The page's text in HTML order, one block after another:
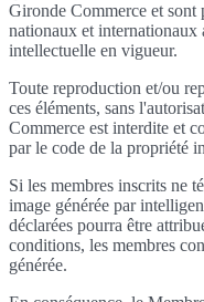
Gironde Commerce et sont
nationaux et internationaux
intellectuelle en vigueur.
Toute reproduction et/ou
ces éléments, sans
Commerce est interdite et
par le code de la propriété
Si les membres inscrits ne
image générée par
déclarées pourra être
conditions, les membres
générée.